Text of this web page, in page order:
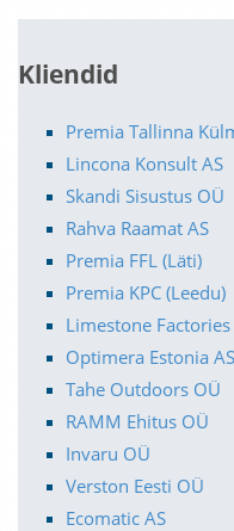
Kliendid
Premia Tallinna
Lincona Konsult AS
Skandi Sisustus OÜ
Rahva Raamat AS
Premia FFL (Läti)
Premia KPC (Leedu)
Limestone
Optimera Estonia AS
Tahe Outdoors OÜ
RAMM Ehitus OÜ
Invaru OÜ
Verston Eesti OÜ
Ecomatic AS